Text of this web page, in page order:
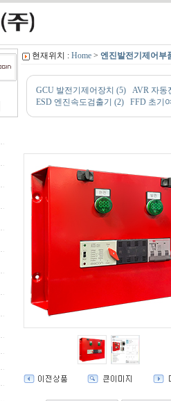
현재위치 : Home > 엔진발전기제어부
GCU 발전기제어장치 (5)
AVR 자동
ESD 엔진속도검출기 (2)
FFD 초기